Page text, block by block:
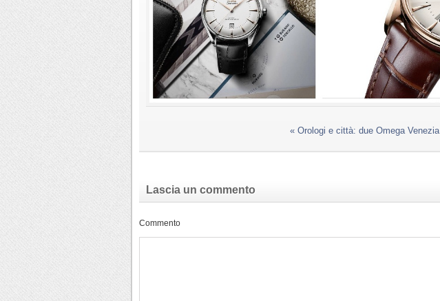
« Orologi e città: due Omega Venezia
Lascia un commento
Commento